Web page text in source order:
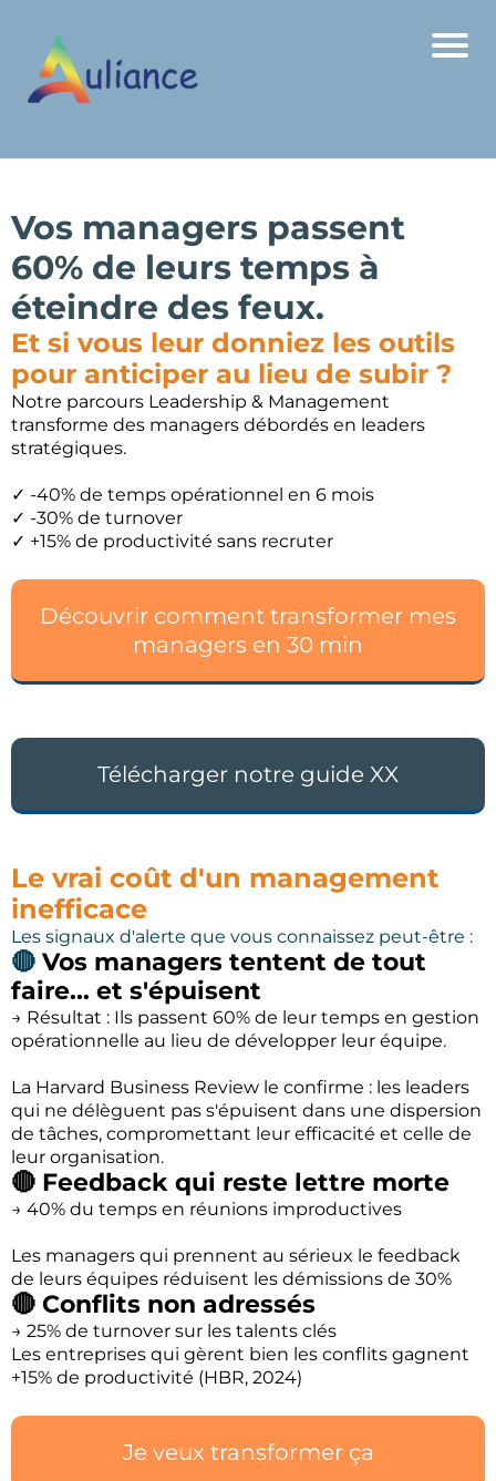
Vos managers passent
60% de leurs temps à
éteindre des feux.
Et si vous leur donniez les outils
pour anticiper au lieu de subir ?
Notre parcours Leadership & Management
transforme des managers débordés en leaders
stratégiques.
✓ -40% de temps opérationnel en 6 mois
✓ -30% de turnover
✓ +15% de productivité sans recruter
Découvrir comment transformer mes
managers en 30 min
Télécharger notre guide XX
Le vrai coût d'un management
inefficace
Les signaux d'alerte que vous connaissez peut-être :
🔴 Vos managers tentent de tout
faire... et s'épuisent
→ Résultat : Ils passent 60% de leur temps en gestion
opérationnelle au lieu de développer leur équipe.
La Harvard Business Review le confirme : les leaders
qui ne délèguent pas s'épuisent dans une dispersion
de tâches, compromettant leur efficacité et celle de
leur organisation.
🔴 Feedback qui reste lettre morte
→ 40% du temps en réunions improductives
Les managers qui prennent au sérieux le feedback
de leurs équipes réduisent les démissions de 30%
🔴 Conflits non adressés
→ 25% de turnover sur les talents clés
Les entreprises qui gèrent bien les conflits gagnent
+15% de productivité (HBR, 2024)
Je veux transformer ça